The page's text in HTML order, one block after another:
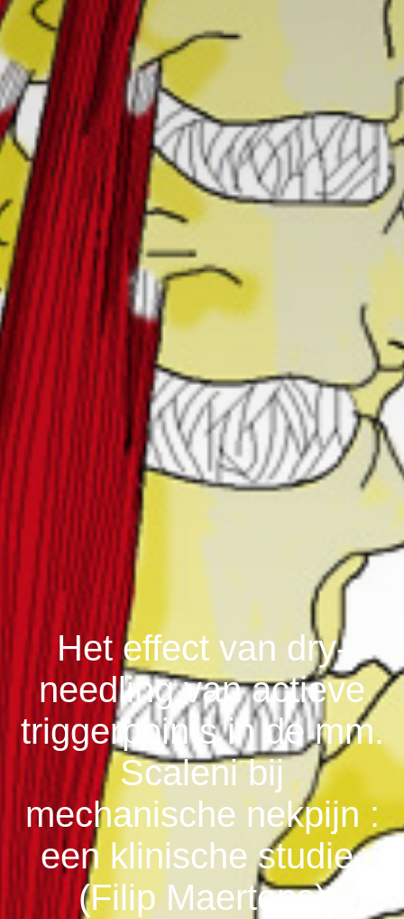
Het effect van dry-
needling van actieve
triggerpoints in de mm.
Scaleni bij
mechanische nekpijn :
een klinische studie.
(Filip Maertens)